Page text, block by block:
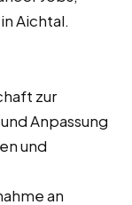
Aichtal.
zur
Anpassung
und
an